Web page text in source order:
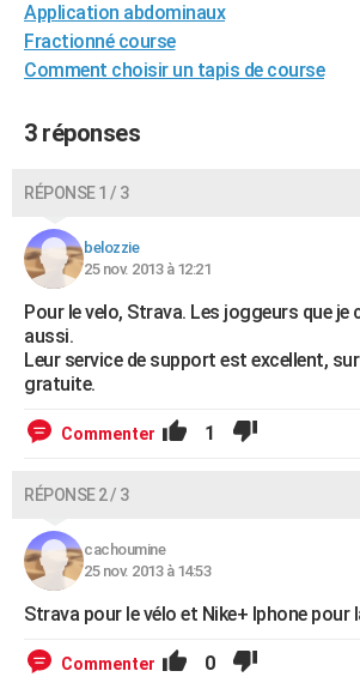
Destinations
City break
Voyage nature
Voyage de noces
Forum
Climat
+PHOTO
GUIDES D'ACHAT
BONS PLANS
Dictionnaire
Biographies
Citations
Expressions
Proverbes
PROGRAMME TV
COPAINS D'AVANT
S'inscrire
Se connecter
Lycées
Collèges
Primaires
Universités
Entreprises
Service militaire
Avis de recherche
AVIS DE DÉCÈS
FORUM
Application abdominaux
Fractionné course
Comment choisir un tapis de course
3 réponses
RÉPONSE 1 / 3
belozzie
25 nov. 2013 à 12:21
Pour le velo, Strava. Les joggeurs que
aussi.
Leur service de support est excellent,
gratuite.
Commenter 1
RÉPONSE 2 / 3
cachoumine
25 nov. 2013 à 14:53
Strava pour le vélo et Nike+ Iphone pour
Commenter 0